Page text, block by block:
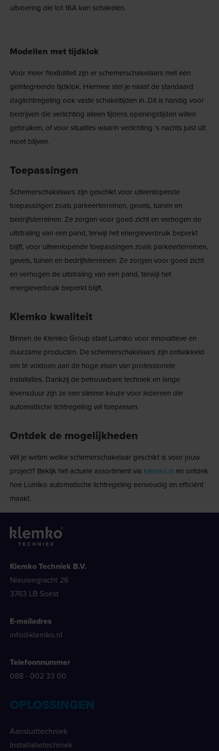
uitvoering die tot 16A kan schakelen.
Modellen met tijdklok
Voor meer flexibiliteit zijn er schemerschakelaars met een
geïntegreerde tijdklok. Hiermee stel je naast de standaard
daglichtregeling ook vaste schakeltijden in. Dit is handig voor
bedrijven die verlichting alleen tijdens openingstijden willen
gebruiken, of voor situaties waarin verlichting ‘s nachts juist uit
moet blijven.
Toepassingen
Schemerschakelaars zijn geschikt voor uiteenlopende
toepassingen zoals parkeerterreinen, gevels, tuinen en
bedrijfsterreinen. Ze zorgen voor goed zicht en verhogen de
uitstraling van een pand, terwijl het energieverbruik beperkt
blijft, voor uiteenlopende toepassingen zoals parkeerterreinen,
gevels, tuinen en bedrijfsterreinen. Ze zorgen voor goed zicht
en verhogen de uitstraling van een pand, terwijl het
energieverbruik beperkt blijft.
Klemko kwaliteit
Binnen de Klemko Group staat Lumiko voor innovatieve en
duurzame producten. De schemerschakelaars zijn ontwikkeld
om te voldoen aan de hoge eisen van professionele
installaties. Dankzij de betrouwbare techniek en lange
levensduur zijn ze een slimme keuze voor iedereen die
automatische lichtregeling wil toepassen.
Ontdek de mogelijkheden
Wil je weten welke schemerschakelaar geschikt is voor jouw
project? Bekijk het actuele assortiment via klemko.nl en ontdek
hoe Lumiko automatische lichtregeling eenvoudig en efficiënt
maakt.
Klemko Techniek B.V.
Nieuwegracht 26
3763 LB Soest
E-mailadres
info@klemko.nl
Telefoonnummer
088 - 002 33 00
OPLOSSINGEN
Aansluittechniek
Installatietechniek